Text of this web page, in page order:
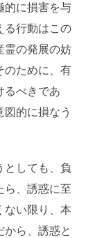
的に損害を与
る行動はこの
霊の発展の妨
のために、有
るべきであ
的に損なう
としても、負
ら、誘惑に至
ない限り、本
から、誘惑と